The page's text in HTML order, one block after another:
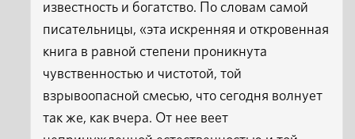
известность и богатство. По словам самой
писательницы, «эта искренняя и откровенная
книга в равной степени проникнута
чувственностью и чистотой, той
взрывоопасной смесью, что сегодня волнует
так же, как вчера. От нее веет